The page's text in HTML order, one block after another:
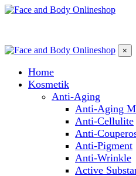
×
Home
Kosmetik
Anti-Aging
Anti-Aging
Anti-Cellulite
Anti-
Anti-Pigment
Anti-Wrinkle
Active